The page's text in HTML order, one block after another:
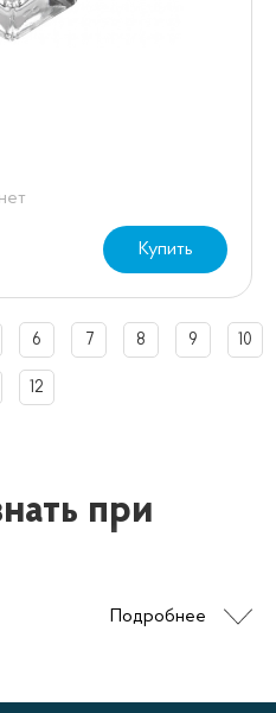
Купить
6 7 8 9 10
12
Подробнее
при
материалов ваз,